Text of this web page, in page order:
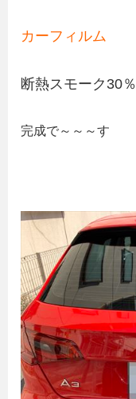
カーフィルム
断熱スモーク30％
完成で～～～す